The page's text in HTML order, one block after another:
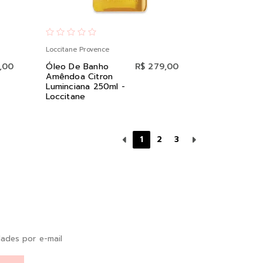
Loccitane Provence
Óleo De Banho
Amêndoa Citron
Luminciana 250ml -
Loccitane
R$ 279,00
1 2 3
por e-mail